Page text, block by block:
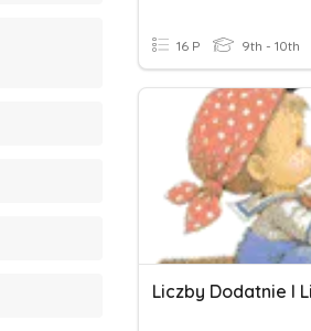
16 P 9th - 10th